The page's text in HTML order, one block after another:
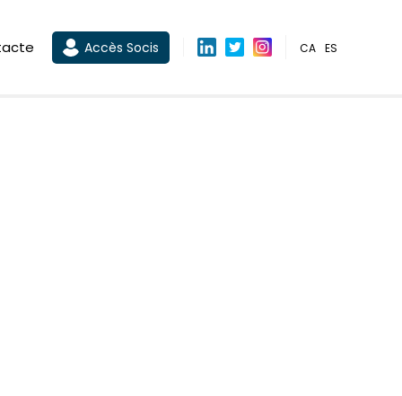
Accès Socis CA ES